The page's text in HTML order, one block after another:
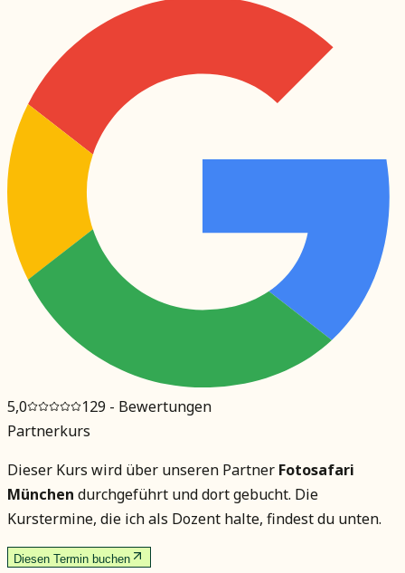
5,0 129 - Bewertungen
Partnerkurs
Dieser Kurs wird über unseren Partner Fotosafari
München durchgeführt und dort gebucht. Die
Kurstermine, die ich als Dozent halte, findest du unten.
Diesen Termin buchen